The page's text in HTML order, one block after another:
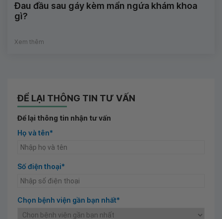
Đau đầu sau gáy kèm mẩn ngứa khám khoa
gì?
Xem thêm
ĐỂ LẠI THÔNG TIN TƯ VẤN
Để lại thông tin nhận tư vấn
Họ và tên*
Số điện thoại*
Chọn bệnh viện gần bạn nhất*